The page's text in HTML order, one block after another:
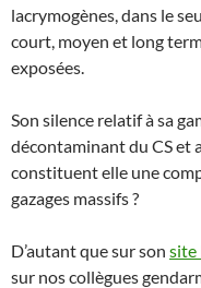
lacrymogènes, dans le
court, moyen et long
exposées.
Son silence relatif à sa
décontaminant du CS et
constituent elle une
gazages massifs ?
D’autant que sur son site
sur nos collègues